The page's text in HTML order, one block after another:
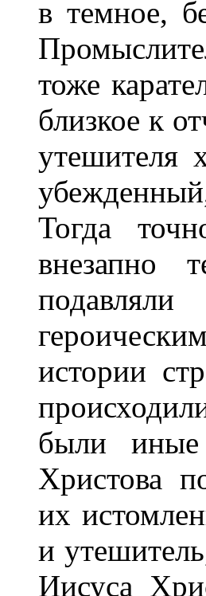
в темное,
тоже
близкое к
утешителя
Тогда
внезапно
истории
были иные
Христова
их
и
Иисуса